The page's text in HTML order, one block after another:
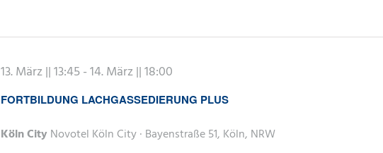
FORTBILDUNG LACHGASSEDIERUNG PLUS
13. März || 13:45-14. März || 18:00
Köln CityNovotel Köln City · Bayenstraße 51, Köln, NRW